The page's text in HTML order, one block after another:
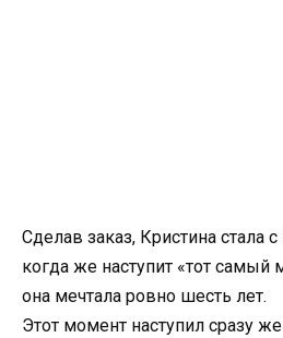
Сделав заказ, Кристина стала
когда же наступит «тот самый
она мечтала ровно шесть лет.
Этот момент наступил сразу